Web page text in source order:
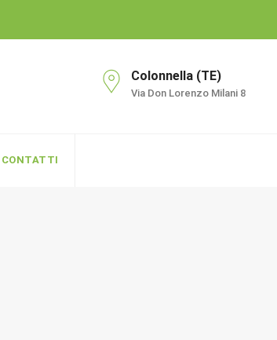
Colonnella (TE)
Via Don Lorenzo Milani 8
CONTATTI